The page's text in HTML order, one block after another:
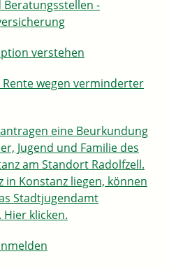
-
verstehen
wegen verminderter
eine Beurkundung
Jugend und Familie des
am Standort Radolfzell.
in Konstanz liegen, können
Stadtjugendamt
Hier klicken.